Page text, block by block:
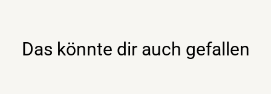
Das könnte dir auch gefallen